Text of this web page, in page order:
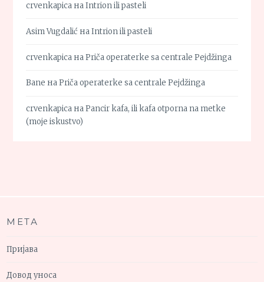
crvenkapica наIntrion ili pasteli
Asim Vugdalić наIntrion ili pasteli
crvenkapica наPriča operaterke sa centrale Pejdžinga
Bane наPriča operaterke sa centrale Pejdžinga
crvenkapica наPancir kafa, ili kafa otporna na metke
(moje iskustvo)
МЕТА
Пријава
Довод уноса